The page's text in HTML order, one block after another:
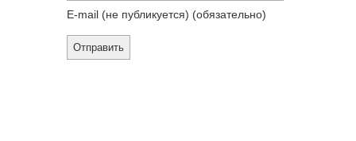
E-mail (не публикуется) (обязательно)